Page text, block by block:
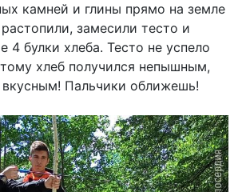
камней и глины прямо на земле
замесили тесто и
4 булки хлеба. Тесто не успело
хлеб получился непышным,
вкусным! Пальчики оближешь!